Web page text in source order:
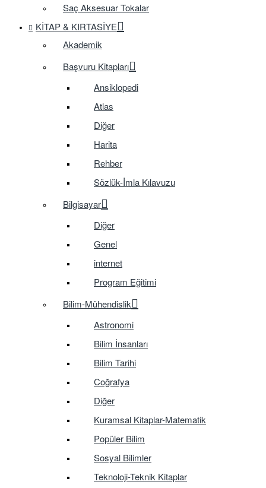
Saç Aksesuar Tokalar
KITAP & KIRTASIYE
Akademik
Başvuru Kitapları
Ansiklopedi
Atlas
Diğer
Harita
Rehber
Sözlük-İmla Kılavuzu
Bilgisayar
Diğer
Genel
internet
Program Eğitimi
Bilim-Mühendislik
Astronomi
Bilim İnsanları
Bilim Tarihi
Coğrafya
Diğer
Kuramsal Kitaplar-Matematik
Popüler Bilim
Sosyal Bilimler
Teknoloji-Teknik Kitaplar